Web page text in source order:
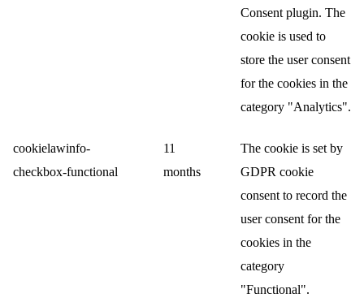
Consent plugin. The
cookie is used to
store the user consent
for the cookies in the
category "Analytics".
cookielawinfo-
checkbox-functional
11
months
The cookie is set by
GDPR cookie
consent to record the
user consent for the
cookies in the
category
"Functional".